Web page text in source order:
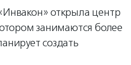
открыла центр
занимаются более
создать